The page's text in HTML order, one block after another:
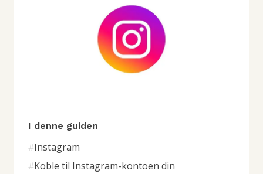
I denne guiden
#Instagram
#Koble til Instagram-kontoen din